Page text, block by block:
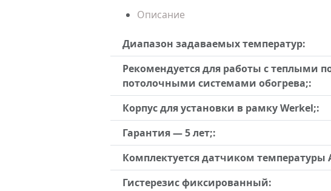
Описание
Диапазон задаваемых температур:
Рекомендуется для работы с теплыми
потолочными системами обогрева;:
Корпус для установки в рамку Werkel;:
Гарантия — 5 лет;:
Комплектуется датчиком температуры
Гистерезис фиксированный: